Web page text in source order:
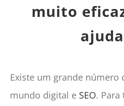
SEARCH
muito
Existe um grande número
mundo digital e SEO.